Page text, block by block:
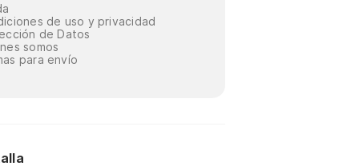
de uso y privacidad
de Datos
somos
para envío